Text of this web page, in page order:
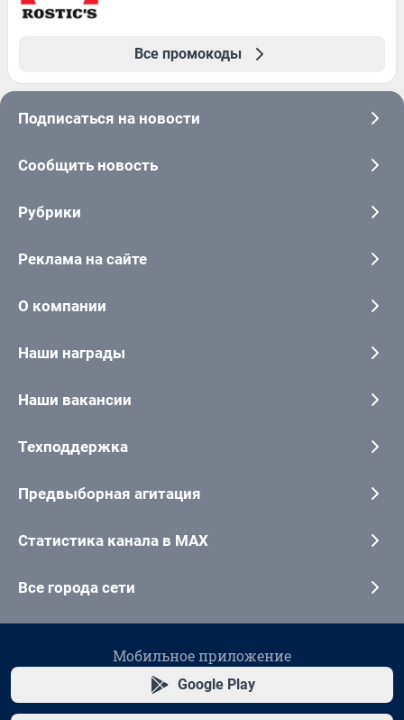
Все промокоды
Подписаться на новости
Сообщить новость
Рубрики
Реклама на сайте
О компании
Наши награды
Наши вакансии
Техподдержка
Предвыборная агитация
Статистика канала в MAX
Все города сети
Мобильное приложение
Google Play